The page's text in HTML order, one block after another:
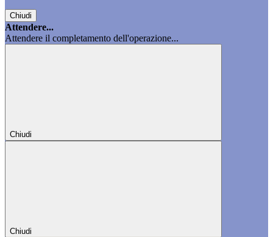
Chiudi
Attendere...
Attendere il completamento dell'operazione...
Chiudi
Chiudi